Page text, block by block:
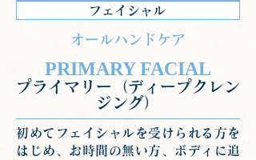
フェイシャル
オールハンドケア
PRIMARY FACIAL
プライマリー（ディープクレン
ジング）
初めてフェイシャルを受けられる方を
はじめ、お時間の無い方、ボディに追